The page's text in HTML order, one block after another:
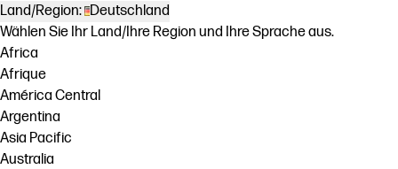
Land/Region: Deutschland
Wählen Sie Ihr Land/Ihre Region und Ihre Sprache aus.
Africa
Afrique
América Central
Argentina
Asia Pacific
Australia